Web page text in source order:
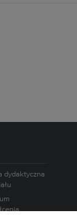
dydaktyczna